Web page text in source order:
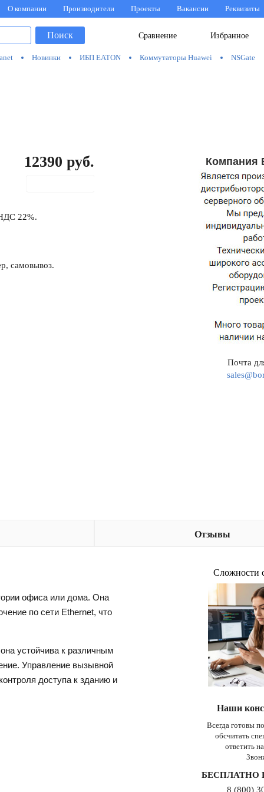
О компании Производители Проекты Вакансии Реквизиты
Избранное
Сравнение
Поиск
Новинки ИБП EATON Коммутаторы Huawei NSGate
12390 руб.
22%.
самовывоз.
Компания
Почта
Отзывы
офиса или дома. Она
по сети Ethernet, что
устойчива к различным
Управление вызывной
доступа к зданию и
Сложности
Наши
Всегда готовы
обсчитать
ответить
БЕСПЛАТНО
8 (800)